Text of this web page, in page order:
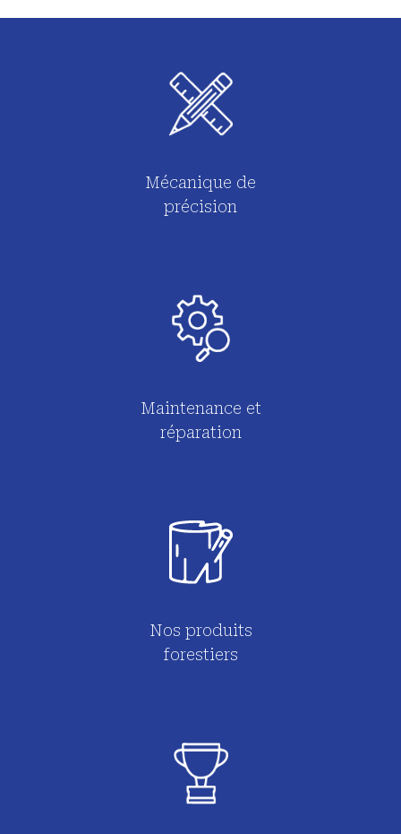
Mécanique de
précision
Maintenance et
réparation
Nos produits
forestiers